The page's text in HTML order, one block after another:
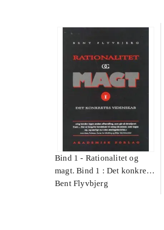
Bind 1 - Rationalitet og
magt. Bind 1 : Det konkretes
videnskab
Bent Flyvbjerg